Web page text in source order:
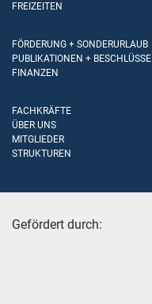
FREIZEITEN
FÖRDERUNG + SONDERURLAUB
PUBLIKATIONEN + BESCHLÜSSE
FINANZEN
FACHKRÄFTE
ÜBER UNS
MITGLIEDER
STRUKTUREN
Gefördert durch: